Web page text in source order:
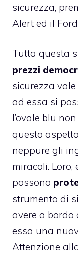
sicurezza,
Alert ed il
Tutta questa
prezzi
sicurezza
ad essa si
l’ovale blu
questo
neppure gli
miracoli. Loro,
possono
strumento di
avere a bordo
essa una
Attenzione